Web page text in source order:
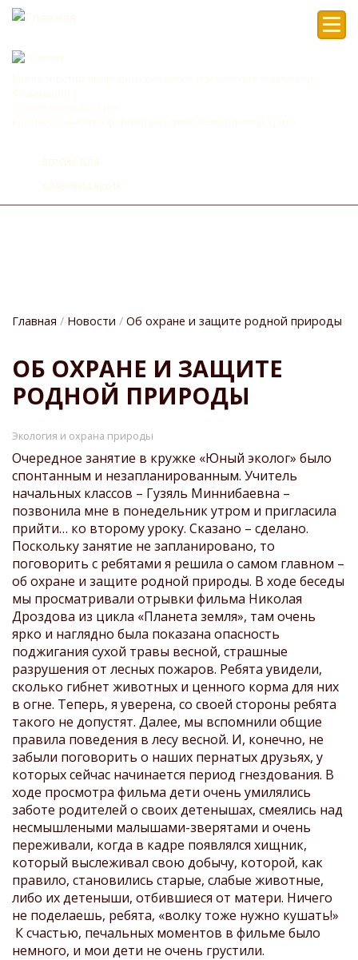
СТРОКА
НАВИГАЦИИ
Главная Новости Об охране и защите родной природы
ОБ ОХРАНЕ И ЗАЩИТЕ
РОДНОЙ ПРИРОДЫ
Экология и охрана природы
Очередное занятие в кружке «Юный эколог» было
спонтанным и незапланированным. Учитель
начальных классов – Гузяль Миннибаевна –
позвонила мне в понедельник утром и пригласила
прийти… ко второму уроку. Сказано – сделано.
Поскольку занятие не запланировано, то
поговорить с ребятами я решила о самом главном –
об охране и защите родной природы. В ходе беседы
мы просматривали отрывки фильма Николая
Дроздова из цикла «Планета земля», там очень
ярко и наглядно была показана опасность
поджигания сухой травы весной, страшные
разрушения от лесных пожаров. Ребята увидели,
сколько гибнет животных и ценного корма для них
в огне. Теперь, я уверена, со своей стороны ребята
такого не допустят. Далее, мы вспомнили общие
правила поведения в лесу весной. И, конечно, не
забыли поговорить о наших пернатых друзьях, у
которых сейчас начинается период гнездования. В
ходе просмотра фильма дети очень умилялись
заботе родителей о своих детенышах, смеялись над
несмышлеными малышами-зверятами и очень
переживали, когда в кадре появлялся хищник,
который выслеживал свою добычу, которой, как
правило, становились старые, слабые животные,
либо их детеныши, отбившиеся от матери. Ничего
не поделаешь, ребята, «волку тоже нужно кушать!»
К счастью, печальных моментов в фильме было
немного, и мои дети не очень грустили.